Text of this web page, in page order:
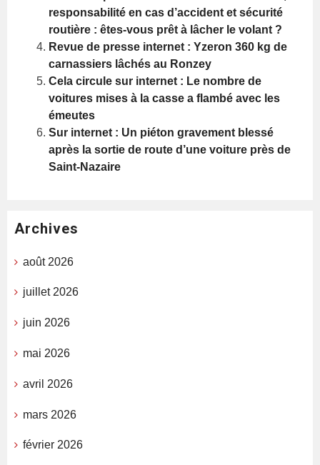
responsabilité en cas d’accident et sécurité
routière : êtes-vous prêt à lâcher le volant ?
Revue de presse internet : Yzeron 360 kg de
carnassiers lâchés au Ronzey
Cela circule sur internet : Le nombre de
voitures mises à la casse a flambé avec les
émeutes
Sur internet : Un piéton gravement blessé
après la sortie de route d’une voiture près de
Saint-Nazaire
Archives
août 2026
juillet 2026
juin 2026
mai 2026
avril 2026
mars 2026
février 2026